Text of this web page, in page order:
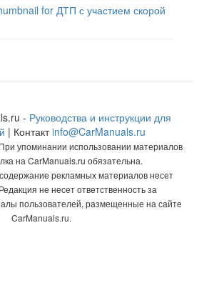
- Руководства и инструкции для
| Контактinfo@CarManuals.ru
упоминании использовании материалов
на CarManuals.ru обязательна.
рекламных материалов несет
не несет ответственность за
пользователей, размещенные на сайте
CarManuals.ru.